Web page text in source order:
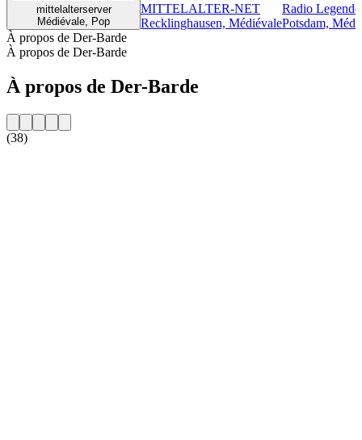
mittelalterserver
Médiévale, Pop
MITTELALTER-NET
Recklinghausen, Médiévale
Radio Legende
Potsdam,
À propos de Der-Barde
À propos de Der-Barde
À propos de Der-Barde
(38)